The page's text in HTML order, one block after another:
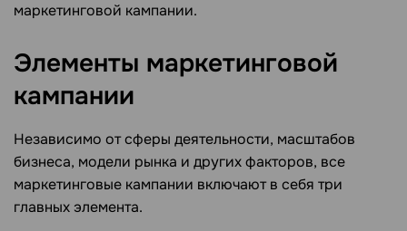
маркетинговой кампании.
Элементы маркетинговой
кампании
Независимо от сферы деятельности, масштабов
бизнеса, модели рынка и других факторов, все
маркетинговые кампании включают в себя три
главных элемента.